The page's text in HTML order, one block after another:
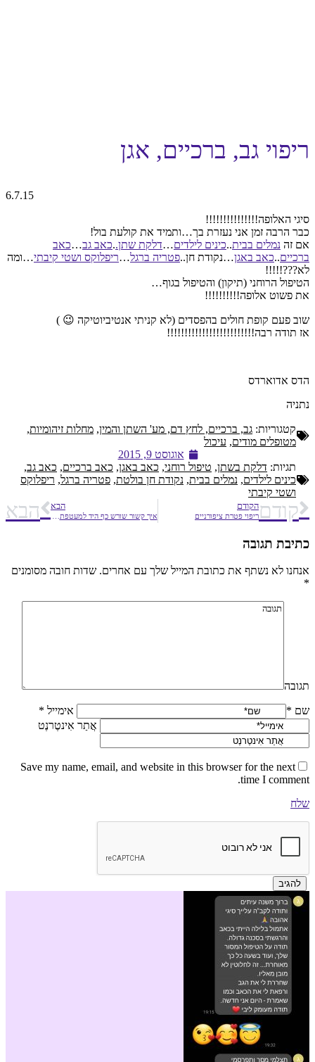
ריפוי גב, ברכיים, אגן
6.7.15
סיגי האלופה!!!!!!!!!!!!!!!
כבר הרבה זמן אני נעזרת בך…ותמיד את קולעת בול!
אם זה נמלים בבית..כינים לילדים…דלקת שתן..כאב גב…כאב
ברכיים..כאב באגן…נקודת חן..פטריה ברגל…ריפלוקס ושטי קיבתי…ומה
לא???!!!!!
הטיפול הרוחני (תיקון) והטיפול בגוף…
את פשוט אלופה!!!!!!!!!!
שוב פעם קופת חולים בהפסדים (לא קניתי אנטיביוטיקה 😉 )
אז תודה רבה!!!!!!!!!!!!!!!!!!!!!!!!!
הדס אדוארדס
נתניה
קטגוריות: גב, ברכיים, לחץ דם, מע' השתן והמין, מחלות זיהומיות,
מטופלים מודים, עיכול
אוגוסט 9, 2015
תגיות: דלקת בשתן, טיפול רוחני, כאב באגן, כאב ברכיים, כאב גב,
כינים לילדים, נמלים בבית, נקודת חן בולטת, פטריה ברגל, ריפלוקס
ושטי קיבתי
קודםהקודם
ריפוי פטרת ציפורניים
הבא הבא
כתיבת תגובה
אנחנו לא נשתף את כתובת המייל שלך עם אחרים. שדות חובה מסומנים
*
תגובה
שם *
אימייל *
אֲתַר אִינטֶרנֶט
Save my name, email, and website in this browser for the next
time I comment.
שלח